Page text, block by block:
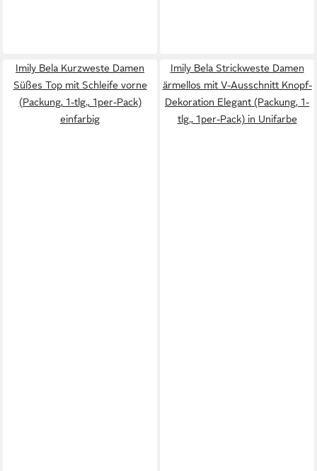
Imily Bela Kurzweste Damen
Süßes Top mit Schleife vorne
(Packung, 1-tlg., 1per-Pack)
einfarbig
Imily Bela Strickweste Damen
ärmellos mit V-Ausschnitt Knopf-
Dekoration Elegant (Packung, 1-
tlg., 1per-Pack) in Unifarbe